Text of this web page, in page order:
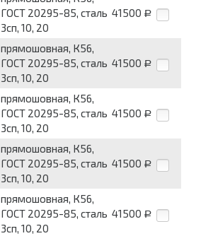
ГОСТ 20295-85, сталь
3сп, 10, 20
41500 Р
прямошовная, К56,
ГОСТ 20295-85, сталь
3сп, 10, 20
41500 Р
прямошовная, К56,
ГОСТ 20295-85, сталь
3сп, 10, 20
41500 Р
прямошовная, К56,
ГОСТ 20295-85, сталь
3сп, 10, 20
41500 Р
прямошовная, К56,
ГОСТ 20295-85, сталь
3сп, 10, 20
41500 Р